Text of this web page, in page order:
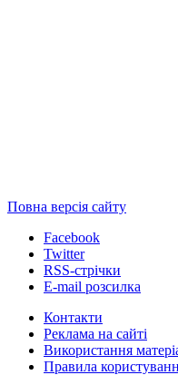
Повна версія сайту
Facebook
Twitter
RSS-стрічки
E-mail розсилка
Контакти
Реклама на сайті
Використання
Правила